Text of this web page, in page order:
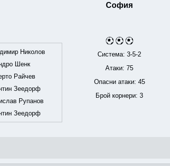
Николов
Шенк
Райчев
Зеедорф
Рупанов
Зеедорф
София
Система: 3-5-2
Атаки: 75
Опасни атаки: 45
Брой корнери: 3